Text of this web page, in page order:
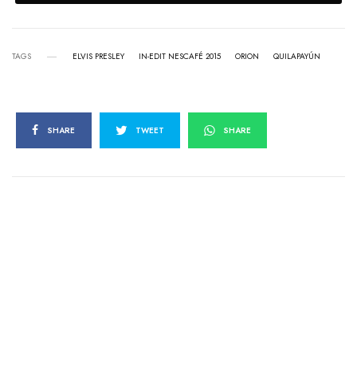
TAGS ELVIS PRESLEY IN-EDIT NESCAFÉ 2015 ORION QUILAPAYÚN
SHARE TWEET SHARE